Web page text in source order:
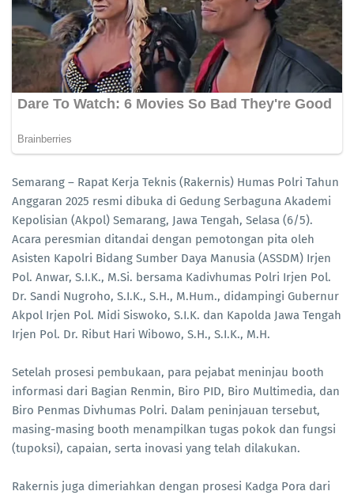
Semarang – Rapat Kerja Teknis (Rakernis) Humas Polri Tahun
Anggaran 2025 resmi dibuka di Gedung Serbaguna Akademi
Kepolisian (Akpol) Semarang, Jawa Tengah, Selasa (6/5).
Acara peresmian ditandai dengan pemotongan pita oleh
Asisten Kapolri Bidang Sumber Daya Manusia (ASSDM) Irjen
Pol. Anwar, S.I.K., M.Si. bersama Kadivhumas Polri Irjen Pol.
Dr. Sandi Nugroho, S.I.K., S.H., M.Hum., didampingi Gubernur
Akpol Irjen Pol. Midi Siswoko, S.I.K. dan Kapolda Jawa Tengah
Irjen Pol. Dr. Ribut Hari Wibowo, S.H., S.I.K., M.H.
Setelah prosesi pembukaan, para pejabat meninjau booth
informasi dari Bagian Renmin, Biro PID, Biro Multimedia, dan
Biro Penmas Divhumas Polri. Dalam peninjauan tersebut,
masing-masing booth menampilkan tugas pokok dan fungsi
(tupoksi), capaian, serta inovasi yang telah dilakukan.
Rakernis juga dimeriahkan dengan prosesi Kadga Pora dari